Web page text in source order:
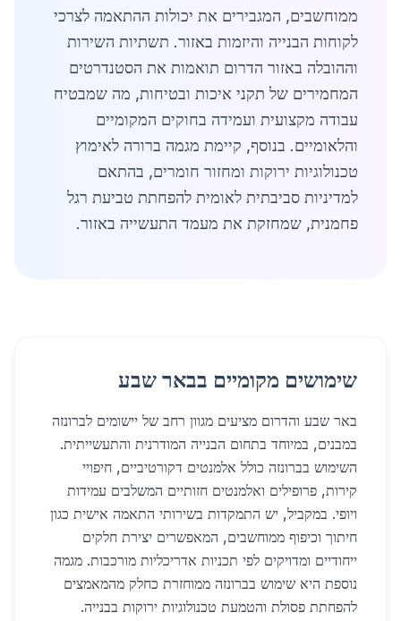
ממוחשבים, המגבירים את יכולות ההתאמה לצרכי
לקוחות הבנייה והיזמות באזור. תשתיות השירות
וההובלה באזור הדרום תואמות את הסטנדרטים
המחמירים של תקני איכות ובטיחות, מה שמבטיח
עבודה מקצועית ועמידה בחוקים המקומיים
והלאומיים. בנוסף, קיימת מגמה ברורה לאימוץ
טכנולוגיות ירוקות ומחזור חומרים, בהתאם
למדיניות סביבתית לאומית להפחתת טביעת רגל
פחמנית, שמחזקת את מעמד התעשייה באזור.
שימושים מקומיים בבאר שבע
באר שבע והדרום מציעים מגוון רחב של יישומים לברונזה
במבנים, במיוחד בתחום הבנייה המודרנית והתעשייתית.
השימוש בברונזה כולל אלמנטים דקורטיביים, חיפויי
קירות, פרופילים ואלמנטים חזותיים המשלבים עמידות
ויופי. במקביל, יש התמקדות בשירותי התאמה אישית כגון
חיתוך וכיפוף ממוחשבים, המאפשרים יצירת חלקים
ייחודיים ומדויקים לפי תכניות אדריכליות מורכבות. מגמה
נוספת היא שימוש בברונזה ממוחזרת כחלק מהמאמצים
להפחתת פסולת והטמעת טכנולוגיות ירוקות בבנייה.